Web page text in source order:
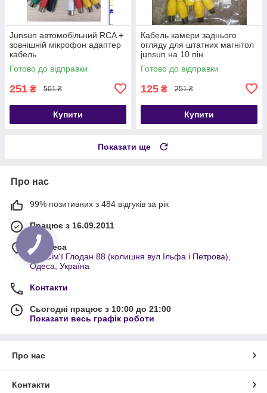
Junsun автомобільний RCA +
зовнішній мікрофон адаптер
кабель
Готово до відправки
251 ₴ 501 ₴
Купити
Кабель камери заднього
огляду для штатних магнітол
junsun на 10 пін
Готово до відправки
125 ₴ 251 ₴
Купити
Показати ще
Про нас
99% позитивних з 484 відгуків за рік
Працює з 16.09.2011
м. Одеса
вул.Сім'ї Глодан 88 (колишня вул.Ільфа і Петрова),
Одеса, Україна
Контакти
Сьогодні працює з 10:00 до 21:00
Показати весь графік роботи
Про нас
Контакти